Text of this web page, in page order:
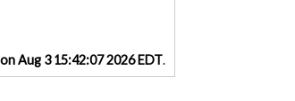
Aug 3 15:42:07 2026 EDT.